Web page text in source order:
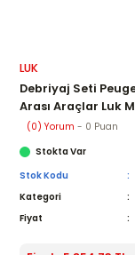
LUK
Debriyaj Seti
Arası Araçlar Luk
(0) Yorum - 0 Puan
Stokta Var
Stok Kodu
Kategori
Fiyat